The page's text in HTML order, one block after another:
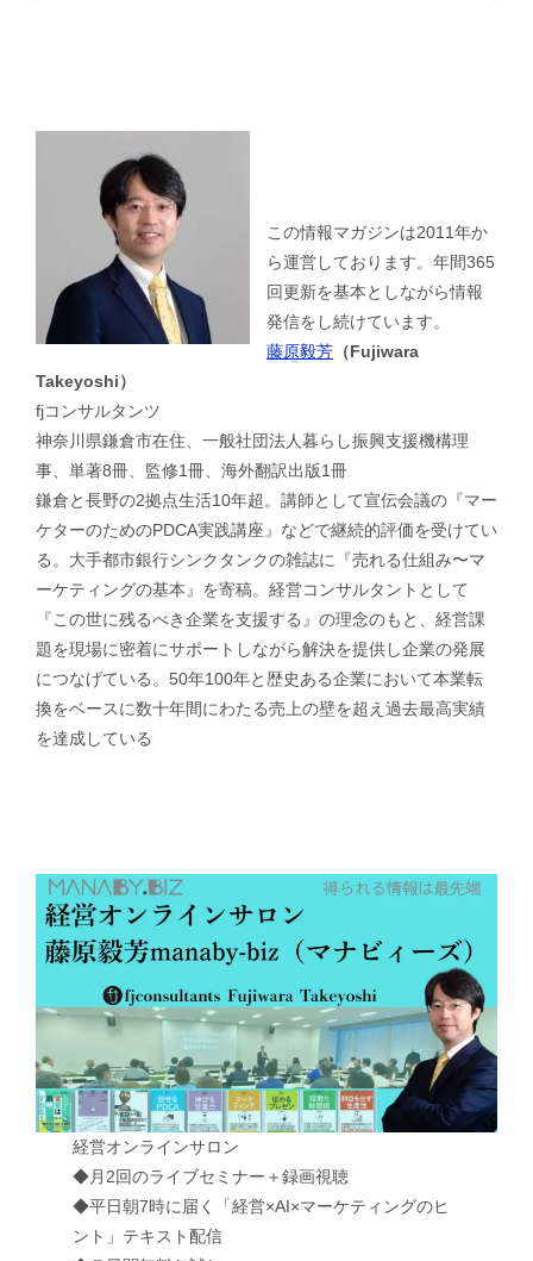
この情報マガジンは2011年か
ら運営しております。年間365
回更新を基本としながら情報
発信をし続けています。
藤原毅芳 （Fujiwara
Takeyoshi）
fjコンサルタンツ
神奈川県鎌倉市在住、一般社団法人暮らし振興支援機構理
事、単著8冊、監修1冊、海外翻訳出版1冊
鎌倉と長野の2拠点生活10年超。講師として宣伝会議の『マー
ケターのためのPDCA実践講座』などで継続的評価を受けてい
る。大手都市銀行シンクタンクの雑誌に『売れる仕組み〜マ
ーケティングの基本』を寄稿。経営コンサルタントとして
『この世に残るべき企業を支援する』の理念のもと、経営課
題を現場に密着にサポートしながら解決を提供し企業の発展
につなげている。50年100年と歴史ある企業において本業転
換をベースに数十年間にわたる売上の壁を超え過去最高実績
を達成している
経営オンラインサロン
◆月2回のライブセミナー＋録画視聴
◆平日朝7時に届く「経営×AI×マーケティングのヒ
ント」テキスト配信